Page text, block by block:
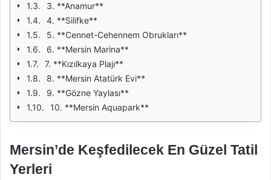
3. **Anamur**
4. **Silifke**
5. **Cennet-Cehennem Obrukları**
6. **Mersin Marina**
7. **Kızılkaya Plajı**
8. **Mersin Atatürk Evi**
9. **Gözne Yaylası**
10. **Mersin Aquapark**
Mersin’de Keşfedilecek En Güzel Tatil
Yerleri